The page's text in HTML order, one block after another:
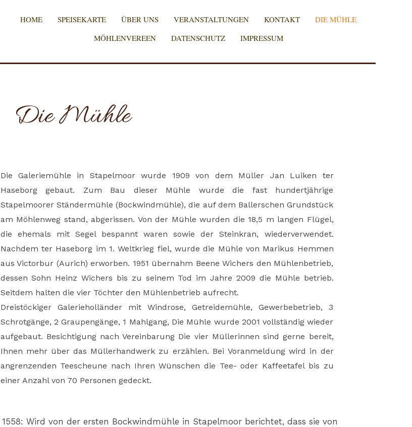
HOME SPEISEKARTE ÜBER UNS VERANSTALTUNGEN KONTAKT
DIE MÜHLE
MÖHLENVEREEN
DATENSCHUTZ IMPRESSUM
Die Mühle
Die Galeriemühle in Stapelmoor wurde 1909 von dem Müller Jan Luiken ter
Haseborg gebaut. Zum Bau dieser Mühle wurde die fast hundertjährige
Stapelmoorer Ständermühle (Bockwindmühle), die auf dem Ballerschen Grundstück
am Möhlenweg stand, abgerissen. Von der Mühle wurden die 18,5 m langen Flügel,
die ehemals mit Segel bespannt waren sowie der Steinkran, wiederverwendet.
Nachdem ter Haseborg im 1. Weltkrieg fiel, wurde die Mühle von Marikus Hemmen
aus Victorbur (Aurich) erworben. 1951 übernahm Beene Wichers den Mühlenbetrieb,
dessen Sohn Heinz Wichers bis zu seinem Tod im Jahre 2009 die Mühle betrieb.
Seitdem halten die vier Töchter den Mühlenbetrieb aufrecht.
Dreistöckiger Galerieholländer mit Windrose, Getreidemühle, Gewerbebetrieb, 3
Schrotgänge, 2 Graupengänge, 1 Mahlgang, Die Mühle wurde 2001 vollständig wieder
aufgebaut. Besichtigung nach Vereinbarung Die vier Müllerinnen sind gerne bereit,
Ihnen mehr über das Müllerhandwerk zu erzählen. Bei Voranmeldung wird in der
angrenzenden Teescheune nach Ihren Wünschen die Tee- oder Kaffeetafel bis zu
einer Anzahl von 70 Personen gedeckt.
1558: Wird von der ersten Bockwindmühle in Stapelmoor berichtet, dass sie von